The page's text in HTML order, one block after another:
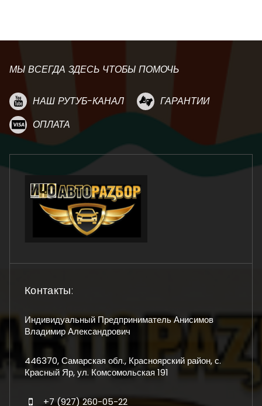
МЫ ВСЕГДА ЗДЕСЬ ЧТОБЫ ПОМОЧЬ
НАШ РУТУБ-КАНАЛ
ГАРАНТИИ
ОПЛАТА
Контакты:
Индивидуальный Предприниматель Анисимов
Владимир Александрович
446370, Самарская обл., Красноярский район, с.
Красный Яр, ул. Комсомольская 191
+7 (927) 260-05-22